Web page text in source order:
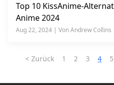
Top 10 KissAnime-
Anime 2024
Aug 22, 2024 | Von Andrew Collins
< Zurück 1 2 3 4 5